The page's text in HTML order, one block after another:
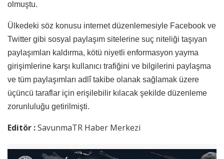
olmuştu.
Ülkedeki söz konusu internet düzenlemesiyle Facebook ve
Twitter gibi sosyal paylaşım sitelerine suç niteliği taşıyan
paylaşımları kaldırma, kötü niyetli enformasyon yayma
girişimlerine karşı kullanıcı trafiğini ve bilgilerini paylaşma
ve tüm paylaşımları adlî takibe olanak sağlamak üzere
üçüncü taraflar için erişilebilir kılacak şekilde düzenleme
zorunluluğu getirilmişti.
Editör :SavunmaTR Haber Merkezi